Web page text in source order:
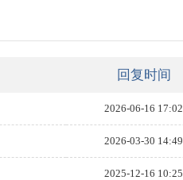
回复时间
2026-06-16 17:02
2026-03-30 14:49
2025-12-16 10:25